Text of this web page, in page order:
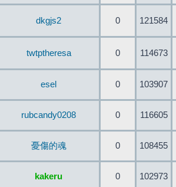
dkgjs2 0 121584
twtptheresa 0 114673
esel 0 103907
rubcandy0208 0 116605
憂傷的魂 0 108455
kakeru 0 102973